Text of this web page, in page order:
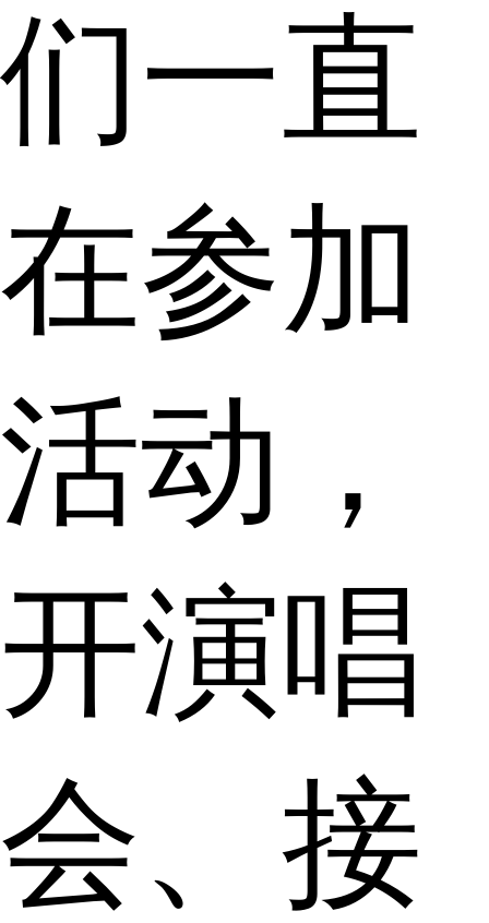
们一直
在参加
活动，
开演唱
会、接